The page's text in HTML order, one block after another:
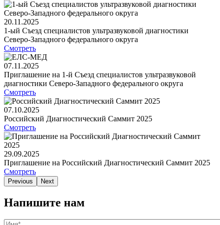
20.11.2025
1-ый Съезд специалистов ультразвуковой диагностики
Северо-Западного федерального округа
Смотреть
07.11.2025
Приглашение на 1-й Съезд специалистов ультразвуковой
диагностики Северо-Западного федерального округа
Смотреть
07.10.2025
Российский Диагностический Саммит 2025
Смотреть
29.09.2025
Приглашение на Российский Диагностический Саммит 2025
Смотреть
Previous Next
Напишите нам